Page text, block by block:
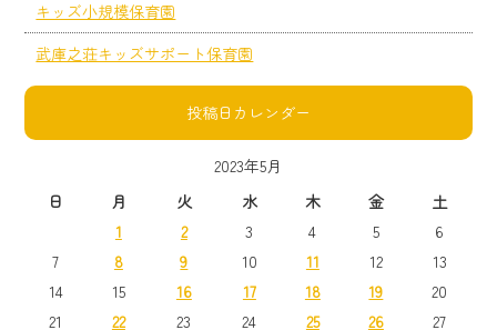
キッズ小規模保育園
武庫之荘キッズサポート保育園
投稿日カレンダー
2023年5月
日
月 火 水 木 金
土
1
2 3 4 5
6
7
8 9 10 11 12
13
14
15 16 17 18 19
20
21
22 23 24 25 26 27